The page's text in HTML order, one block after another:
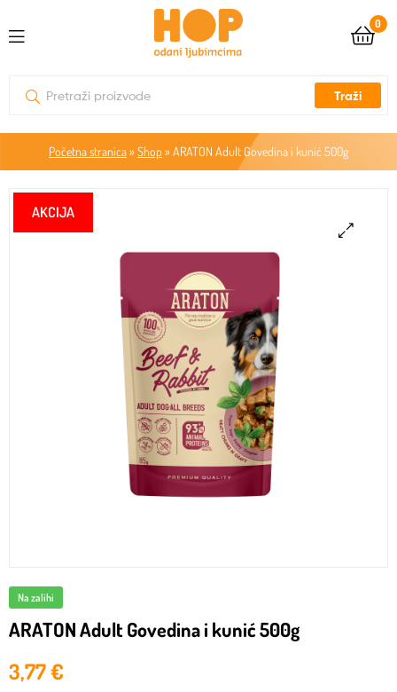
0
Traži
Početna stranica» Shop» ARATON Adult Govedina i kunić 500g
Na zalihi
ARATON Adult Govedina i kunić 500g
3,77€